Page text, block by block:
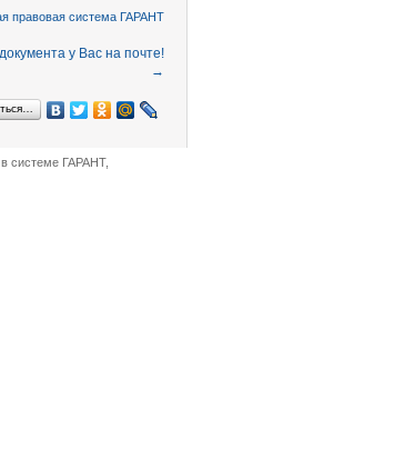
правовая система ГАРАНТ
→
системе ГАРАНТ,